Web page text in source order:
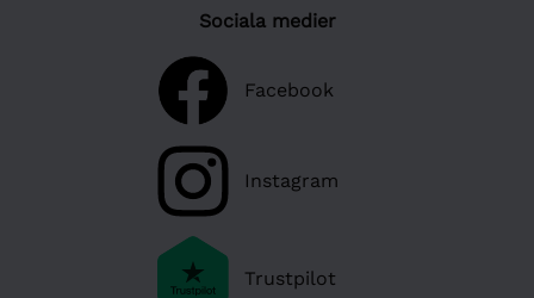
Sociala medier
Facebook
Instagram
Trustpilot